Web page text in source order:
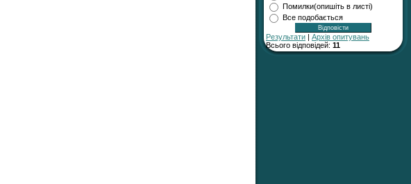
Помилки(опишіть в листі)
Все подобається
Результати | Архів опитувань
Всього відповідей: 11